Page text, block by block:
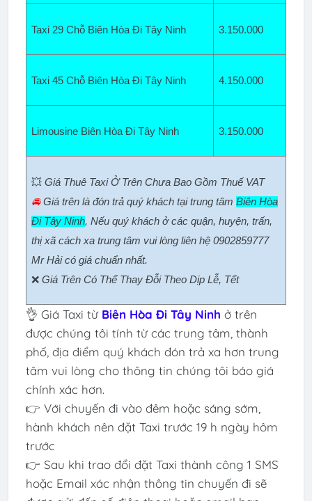
Taxi 29 Chỗ Biên Hòa Đi Tây Ninh 3.150.000
Taxi 45 Chỗ Biên Hòa Đi Tây Ninh 4.150.000
Limousine Biên Hòa Đi Tây Ninh 3.150.000
💥 Giá Thuê Taxi Ở Trên Chưa Bao Gồm Thuế VAT
🚘Giá trên là đón trả quý khách tại trung tâm Biên Hòa
Đi Tây Ninh, Nếu quý khách ở các quận, huyện, trấn,
thị xã cách xa trung tâm vui lòng liên hệ 0902859777
Mr Hải có giá chuẩn nhất.
❌ Giá Trên Có Thể Thay Đỗi Theo Dịp Lễ, Tết
👌 Giá Taxi từ Biên Hòa Đi Tây Ninh ở trên
được chúng tôi tính từ các trung tâm, thành
phố, địa điểm quý khách đón trả xa hơn trung
tâm vui lòng cho thông tin chúng tôi báo giá
chính xác hơn.
👉 Với chuyến đi vào đêm hoặc sáng sớm,
hành khách nên đặt Taxi trước 19 h ngày hôm
trước
👉 Sau khi trao đổi đặt Taxi thành công 1 SMS
hoặc Email xác nhận thông tin chuyến đi sẽ